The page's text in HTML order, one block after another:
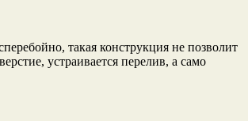
такая конструкция не позволит
устраивается перелив, а само